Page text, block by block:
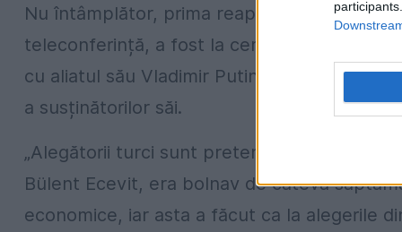
Nu întâmplător, prima reapariție publică a
teleconferință, a fost la ceremonia de
cu aliatul său Vladimir Putin. A fost o
a susținătorilor săi.
„Alegătorii turci sunt pretențioși. Ei vor un
Bülent Ecevit, era bolnav de câteva
economice, iar asta a făcut ca la alegerile